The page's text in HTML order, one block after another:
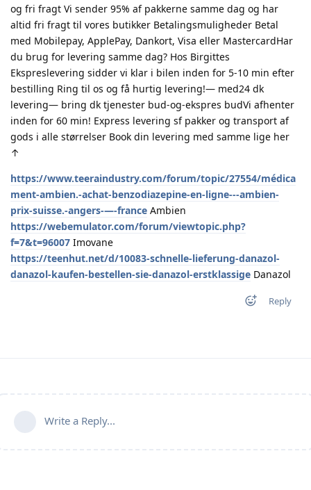
og fri fragt Vi sender 95% af pakkerne samme dag og har
altid fri fragt til vores butikker Betalingsmuligheder Betal
med Mobilepay, ApplePay, Dankort, Visa eller MastercardHar
du brug for levering samme dag? Hos Birgittes
Ekspreslevering sidder vi klar i bilen inden for 5-10 min efter
bestilling Ring til os og få hurtig levering!— med24 dk
levering— bring dk tjenester bud-og-ekspres budVi afhenter
inden for 60 min! Express levering sf pakker og transport af
gods i alle størrelser Book din levering med samme lige her
↑
https://www.teeraindustry.com/forum/topic/27554/médica
ment-ambien.-achat-benzodiazepine-en-ligne---ambien-
prix-suisse.-angers-—-france Ambien
https://webemulator.com/forum/viewtopic.php?
f=7&t=96007 Imovane
https://teenhut.net/d/10083-schnelle-lieferung-danazol-
danazol-kaufen-bestellen-sie-danazol-erstklassige Danazol
Reply
Write a Reply...